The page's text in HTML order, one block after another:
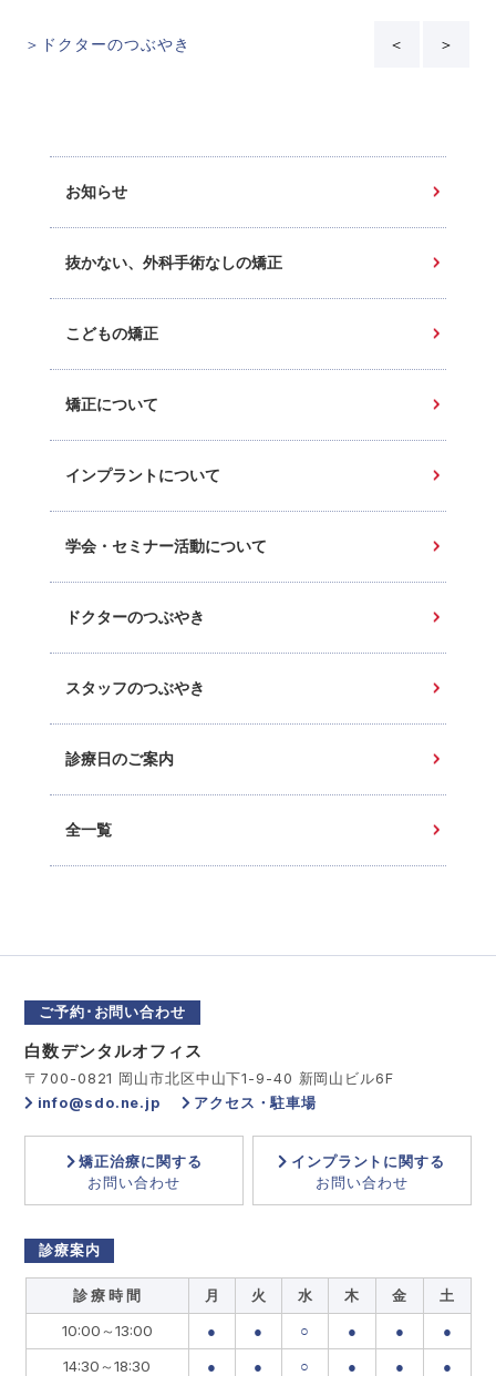
＞ドクターのつぶやき ＜ ＞
お知らせ
抜かない、外科手術なしの矯正
こどもの矯正
矯正について
インプラントについて
学会・セミナー活動について
ドクターのつぶやき
スタッフのつぶやき
診療日のご案内
全一覧
ご予約･お問い合わせ
白数デンタルオフィス
〒700-0821 岡山市北区中山下1-9-40 新岡山ビル6F
info@sdo.ne.jp
アクセス・駐車場
矯正治療に関する
お問い合わせ
インプラントに関する
お問い合わせ
診療案内
診 療 時 間 月 火 水 木 金
土
10:00～13:00
● ● ○ ● ●
●
14:30～18:30
● ● ○ ● ● ●